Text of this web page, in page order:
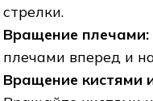
стрелки.
Вращение плечами:
плечами вперед и
Вращение кистями